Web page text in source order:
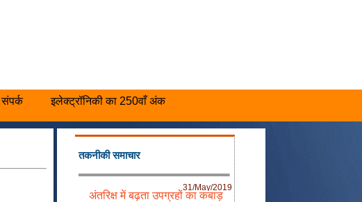
संपर्क
इलेक्ट्रॉनिकी का 250वाँ अंक
तकनीकी समाचार
31/May/2019
अंतरिक्ष में बढ़ता उपग्रहों का कबाड़